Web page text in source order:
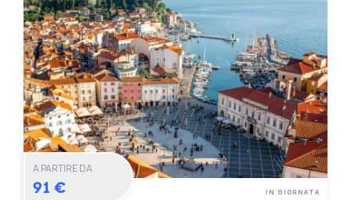
A PARTIRE DA
91 € IN GIORNATA